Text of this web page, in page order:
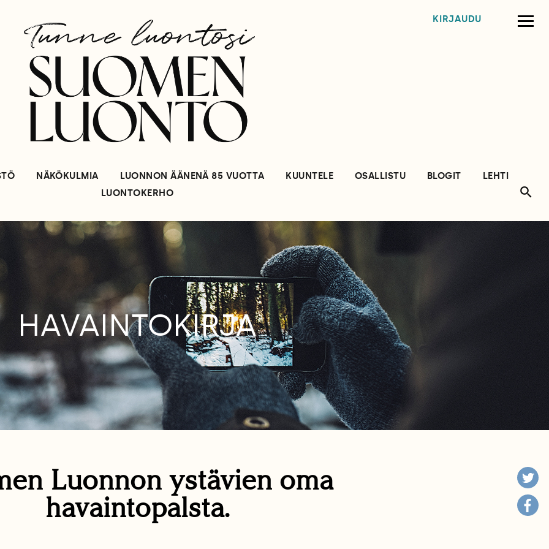
KIRJAUDU
NÄKÖKULMIA LUONNON ÄÄNENÄ 85 VUOTTA KUUNTELE OSALLISTU BLOGIT
LEHTI
LUONTOKERHO
HAVAINTOKIRJA
Luonnon ystävien oma
havaintopalsta.